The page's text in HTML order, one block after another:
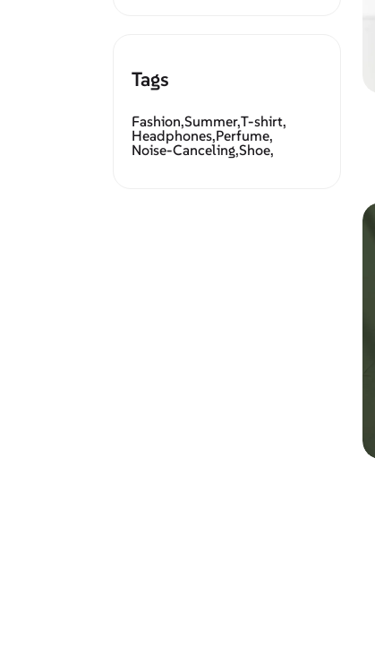
Tags
Fashion,Summer,T-shirt,
Headphones,Perfume,
Noise-Canceling,Shoe,